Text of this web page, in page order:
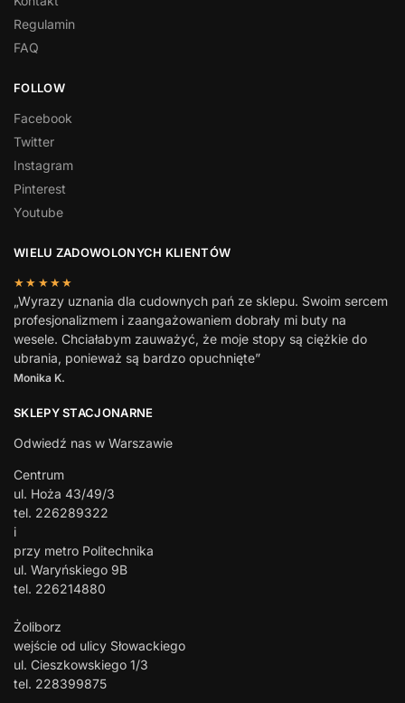
Regulamin
FAQ
FOLLOW
Facebook
Twitter
Instagram
Pinterest
Youtube
WIELU ZADOWOLONYCH KLIENTÓW
★★★★★
„Wyrazy uznania dla cudownych pań ze sklepu. Swoim sercem
profesjonalizmem i zaangażowaniem dobrały mi buty na
wesele. Chciałabym zauważyć, że moje stopy są ciężkie do
ubrania, ponieważ są bardzo opuchnięte”
Monika K.
SKLEPY STACJONARNE
Odwiedź nas w Warszawie
Centrum
ul. Hoża 43/49/3
tel. 226289322
i
przy metro Politechnika
ul. Waryńskiego 9B
tel. 226214880
Żoliborz
wejście od ulicy Słowackiego
ul. Cieszkowskiego 1/3
tel. 228399875